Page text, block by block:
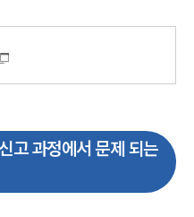
고 과정에서 문제 되는